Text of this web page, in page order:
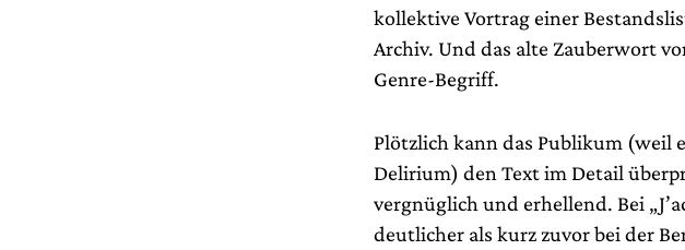
kollektive Vortrag einer
Archiv. Und das alte Zauberwort
Genre-Begriff.
Plötzlich kann das Publikum (weil
Delirium) den Text im Detail
vergnüglich und erhellend. Bei
deutlicher als kurz zuvor bei der